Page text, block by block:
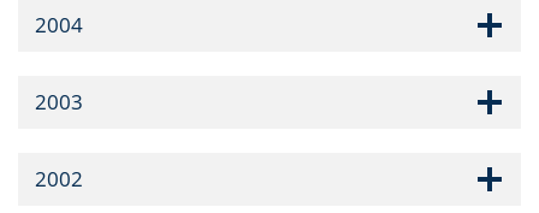
2004
2003
2002